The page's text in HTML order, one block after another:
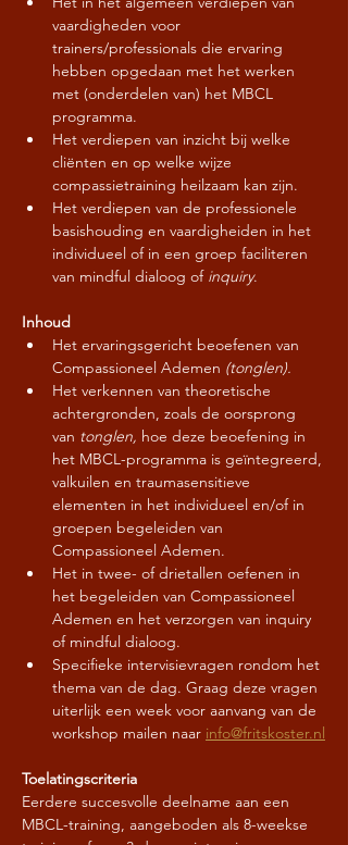
vaardigheden voor
trainers/professionals die ervaring
hebben opgedaan met het werken
met (onderdelen van) het MBCL
programma.
Het verdiepen van inzicht bij welke
cliënten en op welke wijze
compassietraining heilzaam kan zijn.
Het verdiepen van de professionele
basishouding en vaardigheiden in het
individueel of in een groep faciliteren
van mindful dialoog of inquiry.
Inhoud
Het ervaringsgericht beoefenen van
Compassioneel Ademen (tonglen).
Het verkennen van theoretische
achtergronden, zoals de oorsprong
van tonglen, hoe deze beoefening in
het MBCL-programma is geïntegreerd,
valkuilen en traumasensitieve
elementen in het individueel en/of in
groepen begeleiden van
Compassioneel Ademen.
Het in twee- of drietallen oefenen in
het begeleiden van Compassioneel
Ademen en het verzorgen van inquiry
of mindful dialoog.
Specifieke intervisievragen rondom het
thema van de dag. Graag deze vragen
uiterlijk een week voor aanvang van de
workshop mailen naar info@fritskoster.nl
Toelatingscriteria
Eerdere succesvolle deelname aan een
MBCL-training, aangeboden als 8-weekse